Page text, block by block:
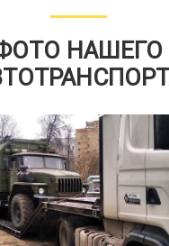
НАШЕГО